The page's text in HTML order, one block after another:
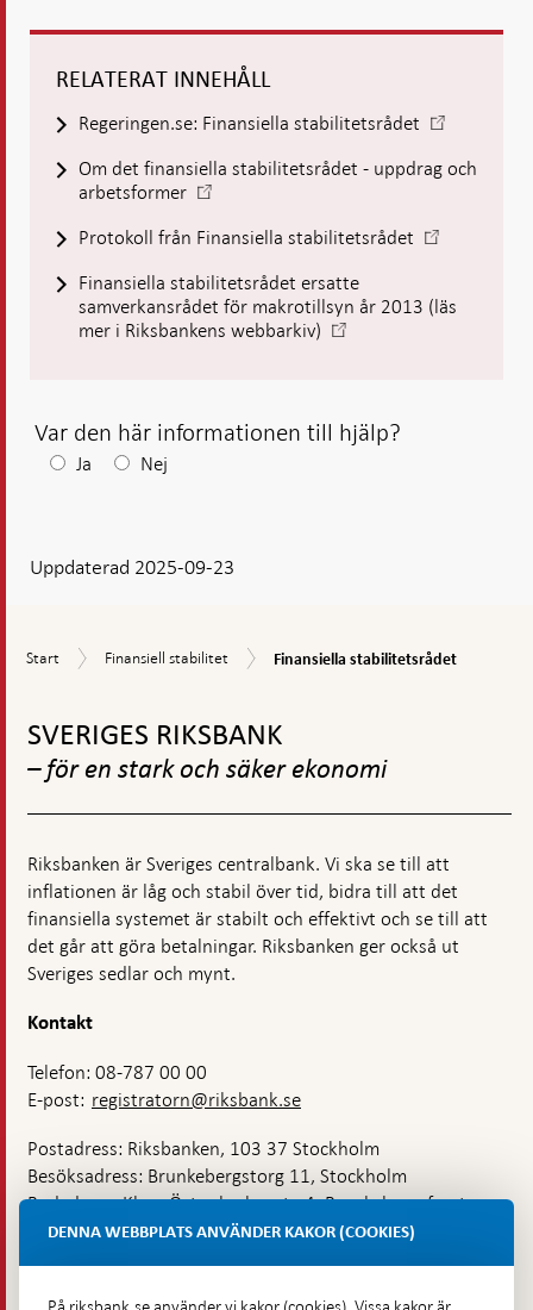
RELATERAT INNEHÅLL
Regeringen.se: Finansiella stabilitetsrådet
i
Om det finansiella stabilitetsrådet - uppdrag och
arbetsformer
flik
Protokoll från Finansiella stabilitetsrådet
ny
Finansiella stabilitetsrådet ersatte
samverkansrådet för makrotillsyn år 2013 (läs
mer i Riksbankens webbarkiv)
flik
Var den här informationen till hjälp?
Efter
visas
Ja Nej
Uppdaterad 2025-09-23
Start
Start
Finansiell
Finansiell stabilitet
Finansiella
Finansiella stabilitetsrådet
toppnavigation
SVERIGES RIKSBANK
– för en stark och säker ekonomi
Riksbanken är Sveriges centralbank. Vi ska se till att
inflationen är låg och stabil över tid, bidra till att det
finansiella systemet är stabilt och effektivt och se till att
det går att göra betalningar. Riksbanken ger också ut
Sveriges sedlar och mynt.
Kontakt
Telefon: 08-787 00 00
E-post: registratorn@riksbank.se
Postadress: Riksbanken, 103 37 Stockholm
Besöksadress: Brunkebergstorg 11, Stockholm
Budadress: Klara Östra kyrkogata 4, Brunkebergsfaret,
Lastplats 6
DENNA WEBBPLATS ANVÄNDER KAKOR (COOKIES)